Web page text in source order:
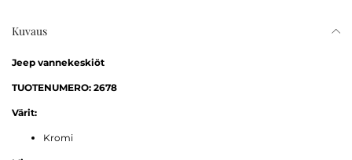
Kuvaus
Jeep vannekeskiöt
TUOTENUMERO: 2678
Värit:
Kromi